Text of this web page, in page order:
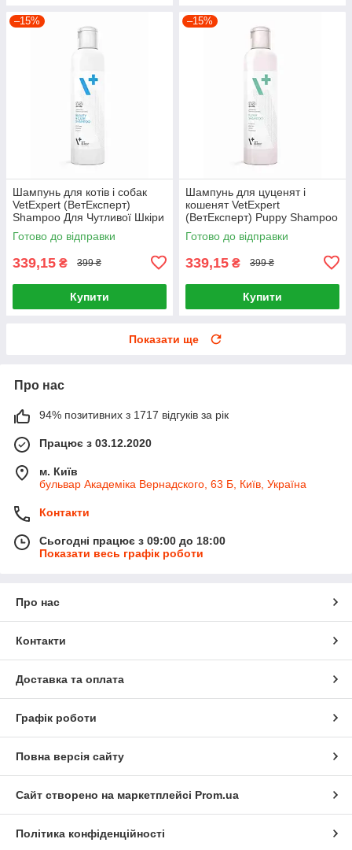
–15%
Шампунь для котів і собак
VetExpert (ВетЕксперт)
Shampoo Для Чутливої Шкіри
250 мл
Готово до відправки
339,15 ₴ 399 ₴
Купити
–15%
Шампунь для цуценят і
кошенят VetExpert
(ВетЕксперт) Puppy Shampoo
250 мл
Готово до відправки
339,15 ₴ 399 ₴
Купити
Показати ще
Про нас
94% позитивних з 1717 відгуків за рік
Працює з 03.12.2020
м. Київ
бульвар Академіка Вернадского, 63 Б, Київ, Україна
Контакти
Сьогодні працює з 09:00 до 18:00
Показати весь графік роботи
Про нас
Контакти
Доставка та оплата
Графік роботи
Повна версія сайту
Сайт створено на маркетплейсі Prom.ua
Політика конфіденційності